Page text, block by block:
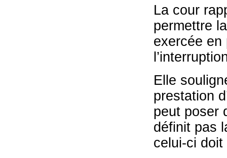
La cour
permettre
exercée en
Elle
prestation
peut poser
définit pas
celui-ci doit